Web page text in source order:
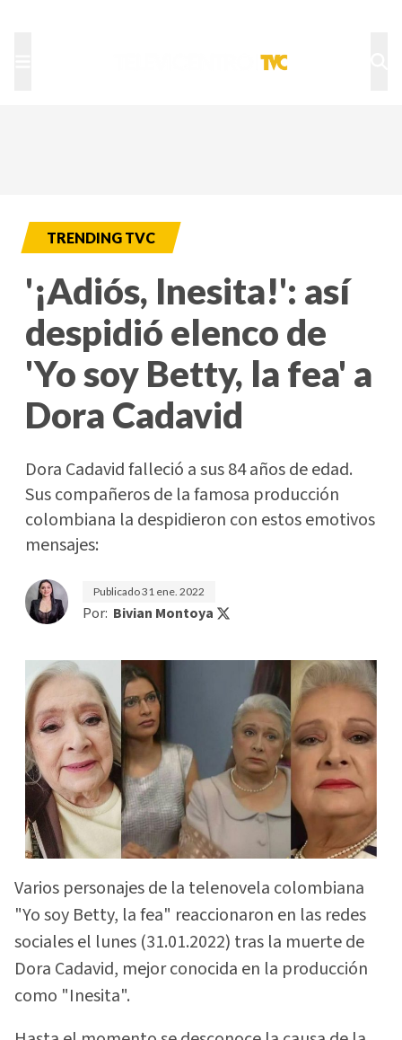
TRENDING TVC
'¡Adiós, Inesita!': así
despidió elenco de
'Yo soy Betty, la fea' a
Dora Cadavid
Dora Cadavid falleció a sus 84 años de edad.
Sus compañeros de la famosa producción
colombiana la despidieron con estos emotivos
mensajes:
Publicado31 ene. 2022
Por: Bivian Montoya
Varios personajes de la telenovela colombiana
"Yo soy Betty, la fea" reaccionaron en las redes
sociales el lunes (31.01.2022) tras la muerte de
Dora Cadavid, mejor conocida en la producción
como "Inesita".